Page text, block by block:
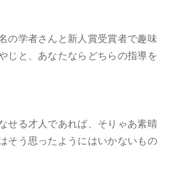
の学者さんと新人賞受賞者で趣味
じと、あなたならどちらの指導を
せる才人であれば、そりゃあ素晴
そう思ったようにはいかないもの